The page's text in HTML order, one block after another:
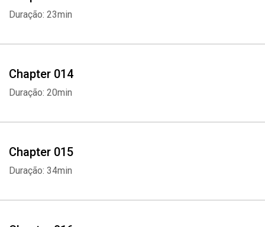
Duração: 23min
Chapter 014
Duração: 20min
Chapter 015
Duração: 34min